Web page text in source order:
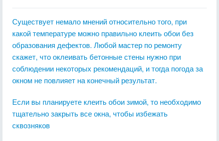
Существует немало мнений относительно того, при
какой температуре можно правильно клеить обои без
образования дефектов. Любой мастер по ремонту
скажет, что оклеивать бетонные стены нужно при
соблюдении некоторых рекомендаций, и тогда погода за
окном не повлияет на конечный результат.
Если вы планируете клеить обои зимой, то необходимо
тщательно закрыть все окна, чтобы избежать
сквозняков